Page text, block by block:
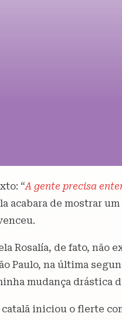
“A gente precisa
acabara de mostrar
Rosalía, de fato, não
Paulo, na última
mudança drástica
catalã iniciou o flerte